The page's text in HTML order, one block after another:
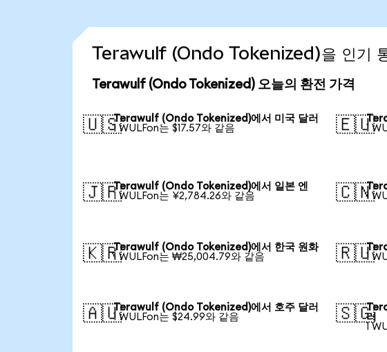
Terawulf (Ondo Tokenized)을 인기 통
Terawulf (Ondo Tokenized) 오늘의 환전 가격
🇺🇸Terawulf (Ondo Tokenized)에서 미국 달러
1 WULFon는 $17.57와 같음
🇪🇺
1
🇯🇵Terawulf (Ondo Tokenized)에서 일본 엔
1 WULFon는 ¥2,784.26와 같음
🇨🇳
1
🇰🇷Terawulf (Ondo Tokenized)에서 한국 원화
1 WULFon는 ₩25,004.79와 같음
🇷🇺
1
🇦🇺Terawulf (Ondo Tokenized)에서 호주 달러
1 WULFon는 $24.99와 같음
🇸🇬
러
1